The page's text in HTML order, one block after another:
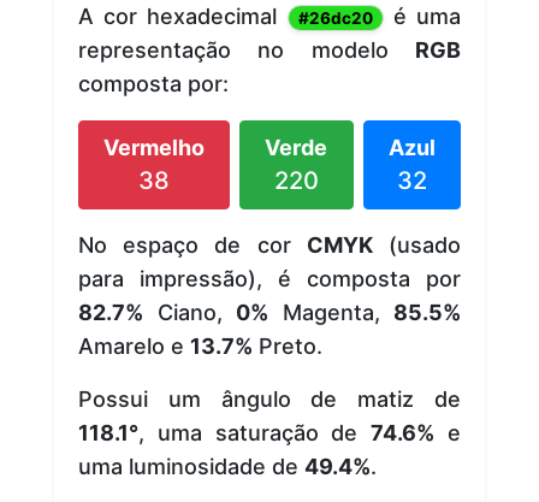
A cor hexadecimal #26dc20 é uma
representação no modelo RGB
composta por:
Vermelho
38
Verde
220
Azul
32
No espaço de cor CMYK(usado
para impressão), é composta por
82.7% Ciano, 0% Magenta, 85.5%
Amarelo e 13.7% Preto.
Possui um ângulo de matiz de
118.1°, uma saturação de74.6% e
uma luminosidade de 49.4%.